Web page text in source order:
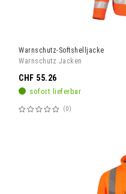
Warnschutz-Softshelljacke
Warnschutz Jacken
sofort lieferbar
Bewertung:
0
CHF 55.26